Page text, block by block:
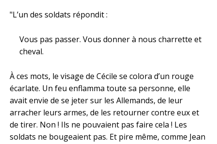
"L’un des soldats répondit :
Vous pas passer. Vous donner à nous charrette et
cheval.
À ces mots, le visage de Cécile se colora d’un rouge
écarlate. Un feu enflamma toute sa personne, elle
avait envie de se jeter sur les Allemands, de leur
arracher leurs armes, de les retourner contre eux et
de tirer. Non ! Ils ne pouvaient pas faire cela ! Les
soldats ne bougeaient pas. Et pire même, comme Jean